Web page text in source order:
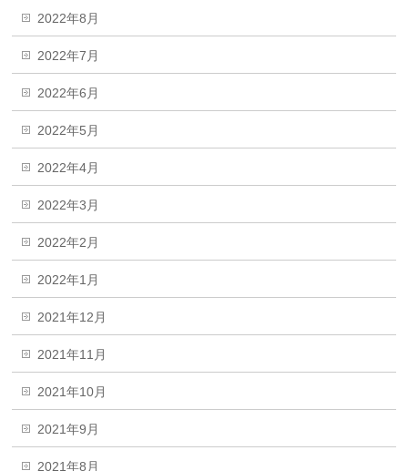
2022年8月
2022年7月
2022年6月
2022年5月
2022年4月
2022年3月
2022年2月
2022年1月
2021年12月
2021年11月
2021年10月
2021年9月
2021年8月